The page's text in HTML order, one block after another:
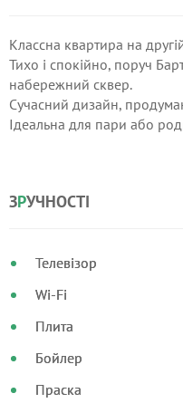
Классна квартира на
Тихо і спокійно, поруч
набережний сквер.
Сучасний дизайн,
Ідеальна для пари або
ЗРУЧНОСТІ
Телевізор
Wi-Fi
Плита
Бойлер
Праска